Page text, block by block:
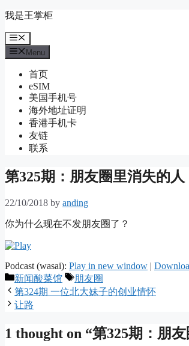
Skip
content
我是王掌柜
Menu
Menu
首页
eSIM
美国手机号
海外地址证明
香港手机卡
友链
联系
第325期：朋友圈里消失的人
22/10/2018 by anding
你为什么现在不发朋友圈了？
Podcast (wasai): Play in new window
Categories
新闻酸菜馆 Tags
朋友圈
第324期 一位北大妹子的创业情怀
让路
1 thought on “第325期：朋